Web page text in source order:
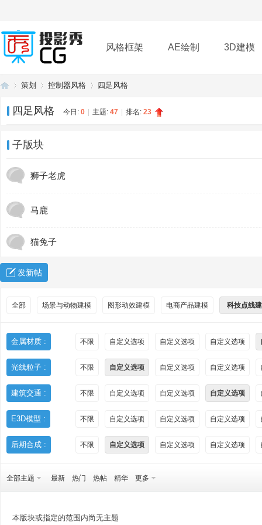
风格框架 AE绘制 3D建模
插件 帮助 下载
策划 控制器风格 四足风格
四足风格 今日: 0 主题: 47 排名: 23
子版块
狮子老虎
马鹿
猫兔子
发新帖
全部 场景与动物建模 图形动效建模 电商产品建模 科技点线
金属材质 : 不限 自定义选项 自定义选项 自定义选项
光线粒子 : 不限 自定义选项 自定义选项 自定义选项
建筑交通 : 不限 自定义选项 自定义选项 自定义选项
E3D模型 : 不限 自定义选项 自定义选项 自定义选项
后期合成 : 不限 自定义选项 自定义选项 自定义选项
全部主题 最新 热门 热帖 精华 更多
本版块或指定的范围内尚无主题